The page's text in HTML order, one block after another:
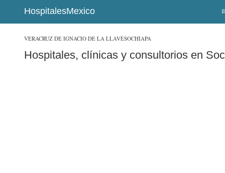
HospitalesMexico
VERACRUZ DE IGNACIO DE LA LLAVESOCHIAPA
Hospitales, clínicas y consultorios en